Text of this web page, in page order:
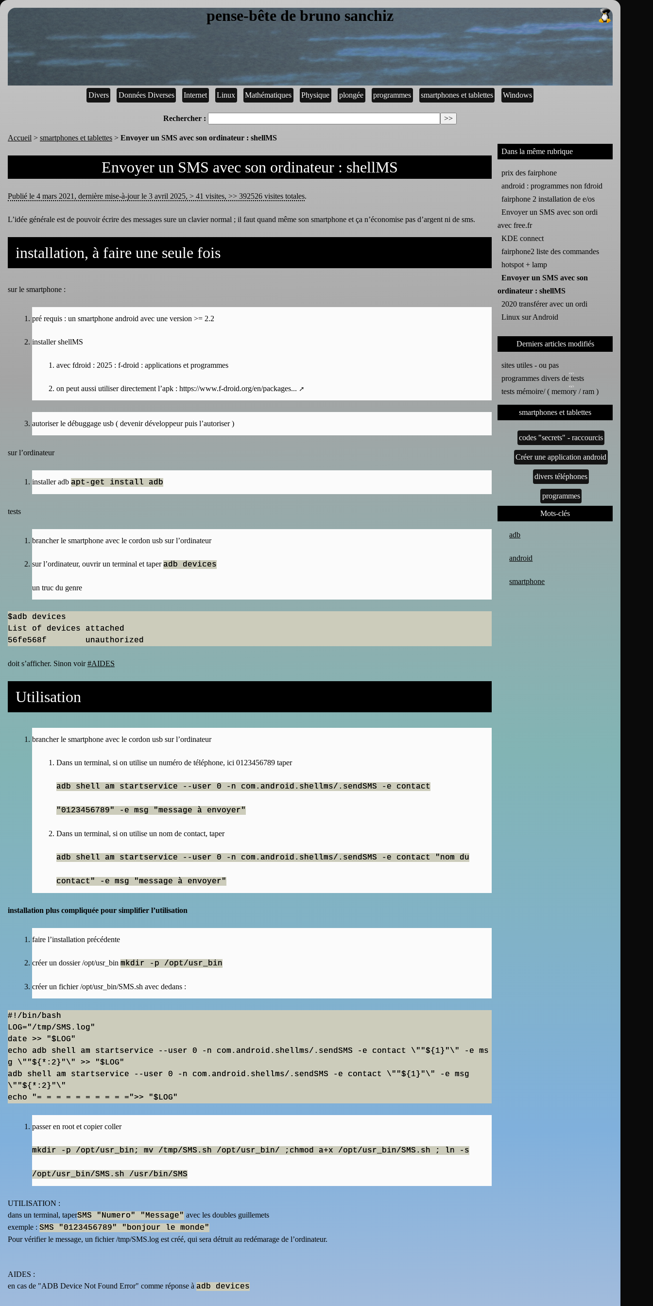
pense-bête de bruno sanchiz
Divers Données Diverses Internet Linux Mathématiques Physique plongée programmes smartphones et tablettes Windows
Rechercher :
Accueil > smartphones et tablettes > Envoyer un SMS avec son ordinateur : shellMS
Envoyer un SMS avec son ordinateur : shellMS
Publié le 4 mars 2021, dernière mise-à-jour le 3 avril 2025, > 41 visites, >> 392526 visites totales.
L’idée générale est de pouvoir écrire des messages sure un clavier normal ; il faut quand même son smartphone et ça n’économise pas d’argent ni de sms.
installation, à faire une seule fois
sur le smartphone :
pré requis : un smartphone android avec une version >= 2.2
installer shellMS
avec fdroid : 2025 : f-droid : applications et programmes
on peut aussi utiliser directement l’apk : https://www.f-droid.org/en/packages...
autoriser le débuggage usb ( devenir développeur puis l’autoriser )
sur l’ordinateur
installer adb apt-get install adb
tests
brancher le smartphone avec le cordon usb sur l’ordinateur
sur l’ordinateur, ouvrir un terminal et taper adb devices
un truc du genre
$adb devices
List of devices attached
doit s’afficher. Sinon voir#AIDES
Utilisation
brancher le smartphone avec le cordon usb sur l’ordinateur
Dans un terminal, si on utilise un numéro de téléphone, ici 0123456789 taper
adb shell am startservice --user 0 -n com.android.shellms/.sendSMS -e contact
"0123456789" -e msg "message à envoyer"
Dans un terminal, si on utilise un nom de contact, taper
adb shell am startservice --user 0 -n com.android.shellms/.sendSMS -e contact "nom du
contact" -e msg "message à envoyer"
installation plus compliquée pour simplifier l’utilisation
faire l’installation précédente
créer un dossier /opt/usr_bin mkdir -p /opt/usr_bin
créer un fichier /opt/usr_bin/SMS.sh avec dedans :
#!/bin/bash
LOG="/tmp/SMS.log"
date >> "$LOG"
echo adb shell am startservice --user 0 -n com.android.shellms/.sendSMS -e contact \""${1}"\" -e ms
g \""${*:2}"\" >> "$LOG"
adb shell am startservice --user 0 -n com.android.shellms/.sendSMS -e contact \""${1}"\" -e msg
\""${*:2}"\"
passer en root et copier coller
mkdir -p /opt/usr_bin; mv /tmp/SMS.sh /opt/usr_bin/ ;chmod a+x /opt/usr_bin/SMS.sh ; ln -s
/opt/usr_bin/SMS.sh /usr/bin/SMS
UTILISATION :
dans un terminal, taperSMS "Numero" "Message" avec les doubles guillemets
exemple : SMS "0123456789" "bonjour le monde"
Pour vérifier le message, un fichier /tmp/SMS.log est créé, qui sera détruit au redémarage de l’ordinateur.
AIDES :
en cas de "ADB Device Not Found Error" comme réponse à adb devices
Dans la même rubrique
prix des fairphone
android : programmes non fdroid
fairphone 2 installation de e/os
Envoyer un SMS avec son ordi
avec free.fr
KDE connect
fairphone2 liste des commandes
hotspot + lamp
Envoyer un SMS avec son
ordinateur : shellMS
2020 transférer avec un ordi
Linux sur Android
Derniers articles modifiés
sites utiles - ou pas
programmes divers de tests
tests mémoire/ ( memory / ram )
smartphones et tablettes
codes "secrets" - raccourcis
Créer une application android
divers téléphones
programmes
Mots-clés
adb
android
smartphone